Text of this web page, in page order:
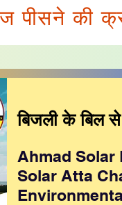
पीसने की
​बिजली के बिल
Ahmad Solar
Solar Atta